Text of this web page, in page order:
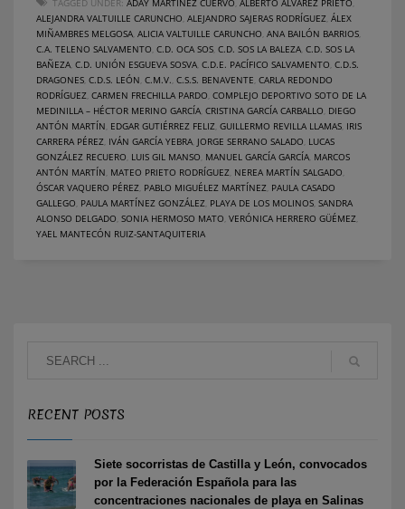
ALEJANDRA VALTUILLE CARUNCHO ALEJANDRO SAJERAS RODRÍGUEZ ÁLEX
MIÑAMBRES MELGOSA ALICIA VALTUILLE CARUNCHO ANA BAILÓN BARRIOS
C.A. TELENO SALVAMENTO C.D. OCA SOS C.D. SOS LA BALEZA C.D. SOS LA
BAÑEZA C.D. UNIÓN ESGUEVA SOSVA C.D.E. PACÍFICO SALVAMENTO C.D.S.
DRAGONES C.D.S. LEÓN C.M.V. C.S.S. BENAVENTE CARLA REDONDO
RODRÍGUEZ CARMEN FRECHILLA PARDO COMPLEJO DEPORTIVO SOTO DE LA
MEDINILLA – HÉCTOR MERINO GARCÍA CRISTINA GARCÍA CARBALLO DIEGO
ANTÓN MARTÍN EDGAR GUTIÉRREZ FELIZ GUILLERMO REVILLA LLAMAS IRIS
CARRERA PÉREZ IVÁN GARCÍA YEBRA JORGE SERRANO SALADO LUCAS
GONZÁLEZ RECUERO LUIS GIL MANSO MANUEL GARCÍA GARCÍA MARCOS
ANTÓN MARTÍN MATEO PRIETO RODRÍGUEZ NEREA MARTÍN SALGADO
ÓSCAR VAQUERO PÉREZ PABLO MIGUÉLEZ MARTÍNEZ PAULA CASADO
GALLEGO PAULA MARTÍNEZ GONZÁLEZ PLAYA DE LOS MOLINOS SANDRA
ALONSO DELGADO SONIA HERMOSO MATO VERÓNICA HERRERO GÜÉMEZ
YAEL MANTECÓN RUIZ-SANTAQUITERIA
RECENT POSTS
Siete socorristas de Castilla y León, convocados
por la Federación Española para las
concentraciones nacionales de playa en Salinas